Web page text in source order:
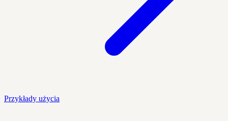
Przykłady użycia